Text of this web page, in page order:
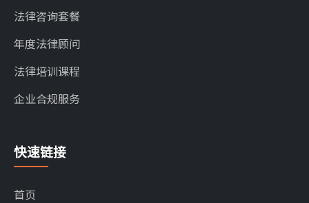
法律咨询套餐
年度法律顾问
法律培训课程
企业合规服务
快速链接
首页